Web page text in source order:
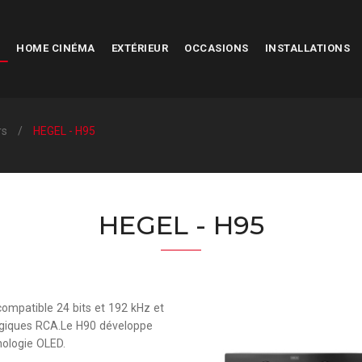
HOME CINÉMA EXTÉRIEUR OCCASIONS INSTALLATIONS
HEGEL - H95
HEGEL - H95
24 bits et 192 kHz et
RCA.Le H90 développe
OLED.